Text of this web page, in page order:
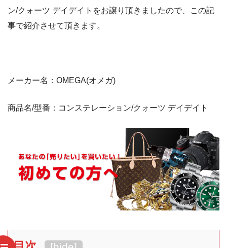
ン/クォーツ デイデイトをお譲り頂きましたので、この記
事で紹介させて頂きます。
メーカー名：OMEGA(オメガ)
商品名/型番：コンステレーション/クォーツ デイデイト